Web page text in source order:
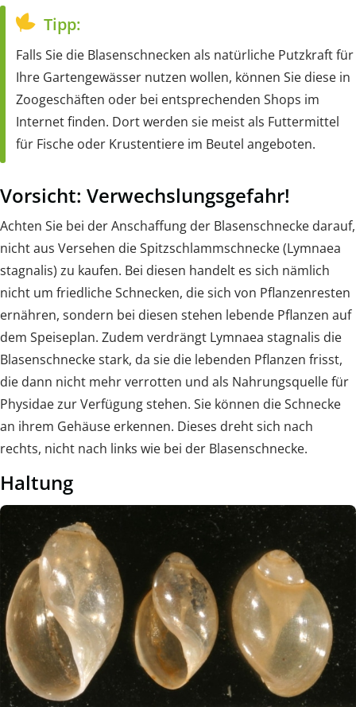
Tipp:
Falls Sie die Blasenschnecken als natürliche Putzkraft für
Ihre Gartengewässer nutzen wollen, können Sie diese in
Zoogeschäften oder bei entsprechenden Shops im
Internet finden. Dort werden sie meist als Futtermittel
für Fische oder Krustentiere im Beutel angeboten.
Vorsicht: Verwechslungsgefahr!
Achten Sie bei der Anschaffung der Blasenschnecke darauf,
nicht aus Versehen die Spitzschlammschnecke (Lymnaea
stagnalis) zu kaufen. Bei diesen handelt es sich nämlich
nicht um friedliche Schnecken, die sich von Pflanzenresten
ernähren, sondern bei diesen stehen lebende Pflanzen auf
dem Speiseplan. Zudem verdrängt Lymnaea stagnalis die
Blasenschnecke stark, da sie die lebenden Pflanzen frisst,
die dann nicht mehr verrotten und als Nahrungsquelle für
Physidae zur Verfügung stehen. Sie können die Schnecke
an ihrem Gehäuse erkennen. Dieses dreht sich nach
rechts, nicht nach links wie bei der Blasenschnecke.
Haltung